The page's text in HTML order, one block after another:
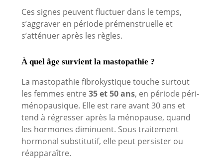
Ces signes peuvent fluctuer dans le temps,
s’aggraver en période prémenstruelle et
s’atténuer après les règles.
À quel âge survient la mastopathie ?
La mastopathie fibrokystique touche surtout
les femmes entre 35 et 50 ans, en période péri-
ménopausique. Elle est rare avant 30 ans et
tend à régresser après la ménopause, quand
les hormones diminuent. Sous traitement
hormonal substitutif, elle peut persister ou
réapparaître.